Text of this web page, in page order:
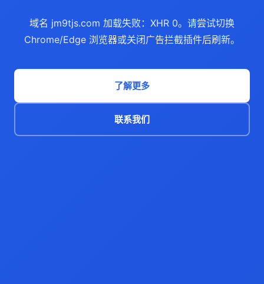
域名 jm9tjs.com 加载失败：XHR 0。请尝试切换
Chrome/Edge 浏览器或关闭广告拦截插件后刷新。
了解更多
联系我们